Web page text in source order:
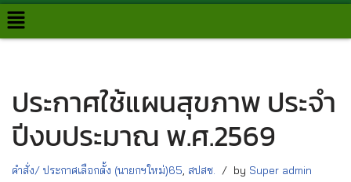
Skip
ประกาศใช้แผนสุขภาพ ประจำ
ปีงบประมาณ พ.ศ.2569
คำสั่ง/ ประกาศเลือกตั้ง (นายกฯใหม่)65 สปสช. by Super admin